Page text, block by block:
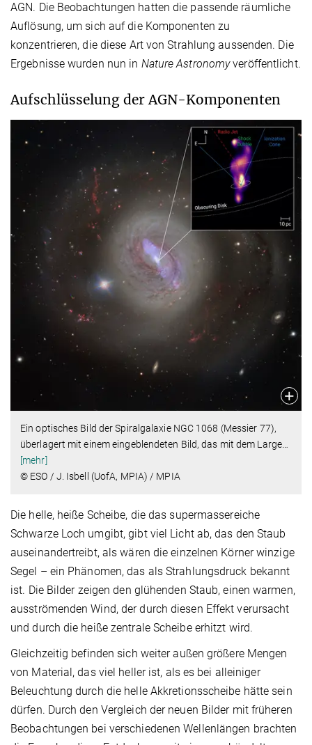
AGN. Die Beobachtungen hatten die passende räumliche
Auflösung, um sich auf die Komponenten zu
konzentrieren, die diese Art von Strahlung aussenden. Die
Ergebnisse wurden nun in Nature Astronomyveröffentlicht.
Aufschlüsselung der AGN-Komponenten
Ein optisches Bild der Spiralgalaxie NGC 1068 (Messier 77),
überlagert mit einem eingeblendeten Bild, das mit dem Large…
[mehr]
© ESO / J. Isbell (UofA, MPIA) / MPIA
Die helle, heiße Scheibe, die das supermassereiche
Schwarze Loch umgibt, gibt viel Licht ab, das den Staub
auseinandertreibt, als wären die einzelnen Körner winzige
Segel – ein Phänomen, das als Strahlungsdruck bekannt
ist. Die Bilder zeigen den glühenden Staub, einen warmen,
ausströmenden Wind, der durch diesen Effekt verursacht
und durch die heiße zentrale Scheibe erhitzt wird.
Gleichzeitig befinden sich weiter außen größere Mengen
von Material, das viel heller ist, als es bei alleiniger
Beleuchtung durch die helle Akkretionsscheibe hätte sein
dürfen. Durch den Vergleich der neuen Bilder mit früheren
Beobachtungen bei verschiedenen Wellenlängen brachten